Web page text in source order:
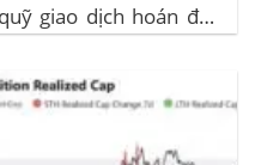
giao dịch hoán đổi
đối với...